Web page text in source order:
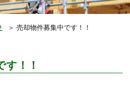
＞ 売却物件募集中です！！
す！！